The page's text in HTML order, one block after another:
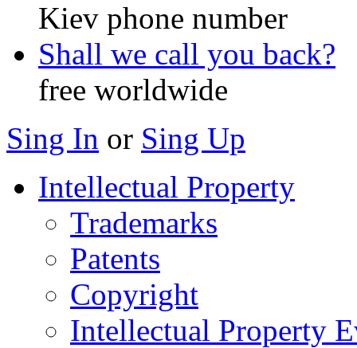
Kiev phone number
Shall we call you back?
free worldwide
Sing In or Sing Up
Intellectual Property
Trademarks
Patents
Copyright
Intellectual Property